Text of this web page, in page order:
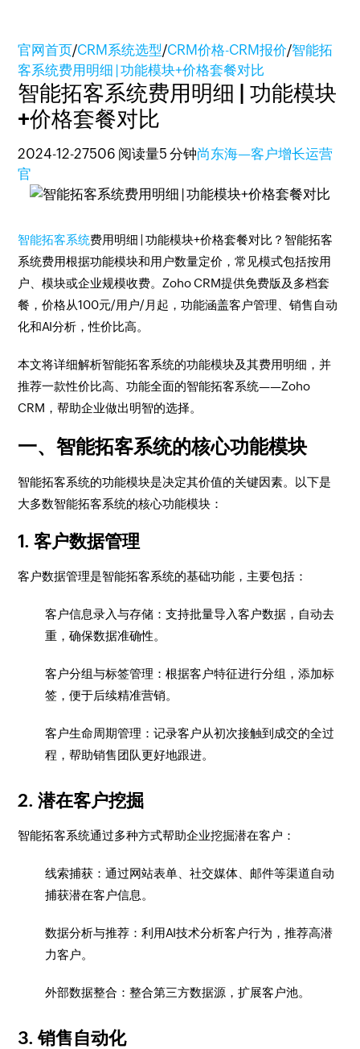
官网首页/CRM系统选型/CRM价格-CRM报价/智能拓
客系统费用明细 | 功能模块+价格套餐对比
智能拓客系统费用明细 | 功能模块
+价格套餐对比
2024-12-27506 阅读量5 分钟尚东海—客户增长运营
官
智能拓客系统费用明细 | 功能模块+价格套餐对比？智能拓客
系统费用根据功能模块和用户数量定价，常见模式包括按用
户、模块或企业规模收费。Zoho CRM提供免费版及多档套
餐，价格从100元/用户/月起，功能涵盖客户管理、销售自动
化和AI分析，性价比高。
本文将详细解析智能拓客系统的功能模块及其费用明细，并
推荐一款性价比高、功能全面的智能拓客系统——Zoho
CRM，帮助企业做出明智的选择。
一、智能拓客系统的核心功能模块
智能拓客系统的功能模块是决定其价值的关键因素。以下是
大多数智能拓客系统的核心功能模块：
1. 客户数据管理
客户数据管理是智能拓客系统的基础功能，主要包括：
客户信息录入与存储：支持批量导入客户数据，自动去
重，确保数据准确性。
客户分组与标签管理：根据客户特征进行分组，添加标
签，便于后续精准营销。
客户生命周期管理：记录客户从初次接触到成交的全过
程，帮助销售团队更好地跟进。
2. 潜在客户挖掘
智能拓客系统通过多种方式帮助企业挖掘潜在客户：
线索捕获：通过网站表单、社交媒体、邮件等渠道自动
捕获潜在客户信息。
数据分析与推荐：利用AI技术分析客户行为，推荐高潜
力客户。
外部数据整合：整合第三方数据源，扩展客户池。
3. 销售自动化